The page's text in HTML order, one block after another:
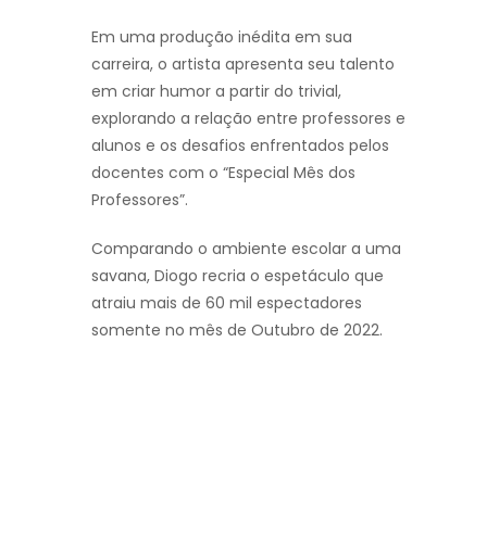
Em uma produção inédita em sua
carreira, o artista apresenta seu talento
em criar humor a partir do trivial,
explorando a relação entre professores e
alunos e os desafios enfrentados pelos
docentes com o “Especial Mês dos
Professores”.
Comparando o ambiente escolar a uma
savana, Diogo recria o espetáculo que
atraiu mais de 60 mil espectadores
somente no mês de Outubro de 2022.